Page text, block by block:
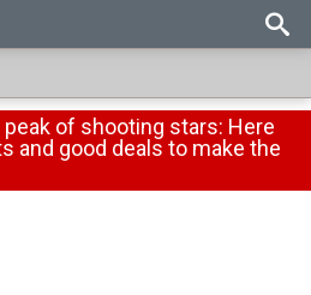
of shooting stars: Here
and good deals to make the